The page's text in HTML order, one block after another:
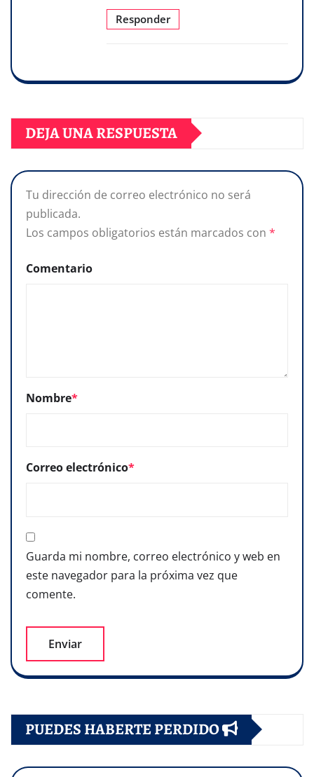
Responder
DEJA UNA RESPUESTA
Tu dirección de correo electrónico no será
publicada.
Los campos obligatorios están marcados con *
Comentario
Nombre*
Correo electrónico*
Guarda mi nombre, correo electrónico y web en
este navegador para la próxima vez que
comente.
PUEDES HABERTE PERDIDO